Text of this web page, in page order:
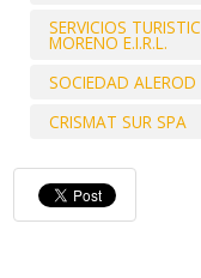
SERVICIOS
MORENO E.I.R.L.
SOCIEDAD
CRISMAT SUR SPA